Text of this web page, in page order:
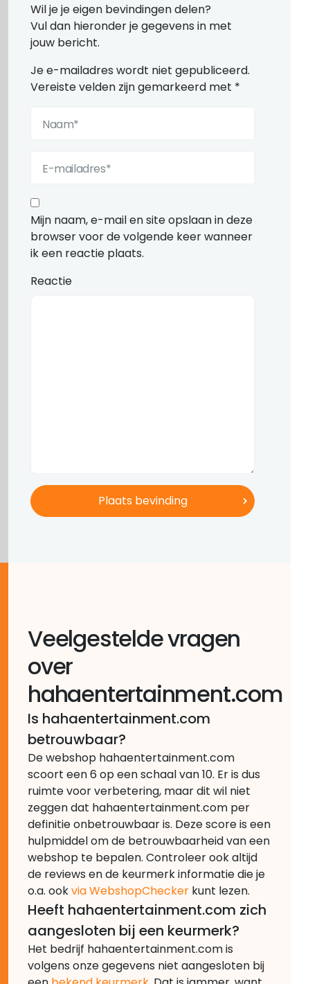
Wil je je eigen bevindingen delen?
Vul dan hieronder je gegevens in met
jouw bericht.
Je e-mailadres wordt niet gepubliceerd.
Vereiste velden zijn gemarkeerd met *
Mijn naam, e-mail en site opslaan in deze
browser voor de volgende keer wanneer
ik een reactie plaats.
Reactie
Veelgestelde vragen
over
hahaentertainment.com
Is hahaentertainment.com
betrouwbaar?
De webshop hahaentertainment.com
scoort een 6 op een schaal van 10. Er is dus
ruimte voor verbetering, maar dit wil niet
zeggen dat hahaentertainment.com per
definitie onbetrouwbaar is. Deze score is een
hulpmiddel om de betrouwbaarheid van een
webshop te bepalen. Controleer ook altijd
de reviews en de keurmerk informatie die je
o.a. ookvia WebshopChecker kunt lezen.
Heeft hahaentertainment.com zich
aangesloten bij een keurmerk?
Het bedrijf hahaentertainment.com is
volgens onze gegevens niet aangesloten bij